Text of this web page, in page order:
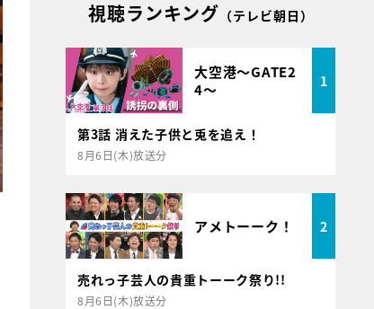
視聴ランキング （テレビ朝日）
大空港～GATE2
4～
1
第3話 消えた子供と兎を追え！
8月6日(木)放送分
アメトーーク！ 2
売れっ子芸人の貴重トーーク祭り!!
8月6日(木)放送分